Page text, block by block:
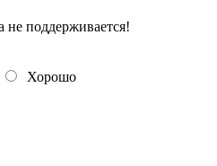
не поддерживается!
Хорошо